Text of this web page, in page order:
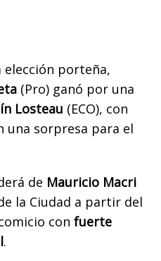
elección porteña,
(Pro) ganó por una
Losteau (ECO), con
una sorpresa para el
de Mauricio Macri
la Ciudad a partir del
con fuerte
.